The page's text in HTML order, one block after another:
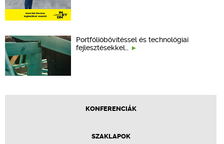
Portfólióbővítéssel és technológiai
fejlesztésekkel…
KONFERENCIÁK
SZAKLAPOK